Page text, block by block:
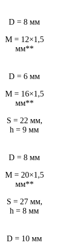
D = 8 мм
M = 12×1,5
мм**
D = 6 мм
М = 16×1,5
мм**
S = 22 мм,
h = 9 мм
D = 8 мм
M = 20×1,5
мм**
S = 27 мм,
h = 8 мм
D = 10 мм